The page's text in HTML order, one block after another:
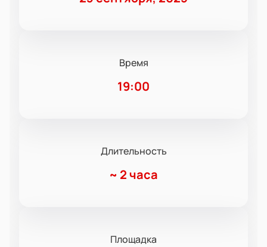
Время
19:00
Длительность
~ 2 часа
Площадка